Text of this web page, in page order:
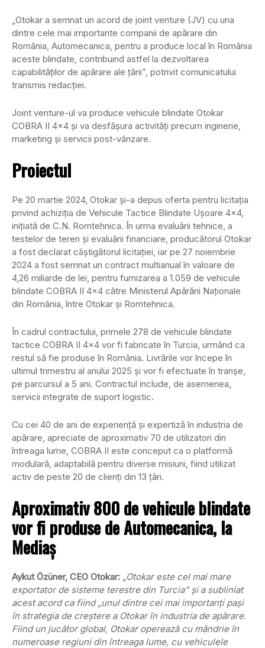
„Otokar a semnat un acord de joint venture (JV) cu una
dintre cele mai importante companii de apărare din
România, Automecanica, pentru a produce local în România
aceste blindate, contribuind astfel la dezvoltarea
capabilităților de apărare ale țării”, potrivit comunicatului
transmis redacției.
Joint venture-ul va produce vehicule blindate Otokar
COBRA II 4×4 și va desfășura activități precum inginerie,
marketing și servicii post-vânzare.
Proiectul
Pe 20 martie 2024, Otokar și-a depus oferta pentru licitația
privind achiziția de Vehicule Tactice Blindate Ușoare 4×4,
inițiată de C.N. Romtehnica. În urma evaluării tehnice, a
testelor de teren și evaluării financiare, producătorul Otokar
a fost declarat câștigătorul licitației, iar pe 27 noiembrie
2024 a fost semnat un contract multianual în valoare de
4,26 miliarde de lei, pentru furnizarea a 1.059 de vehicule
blindate COBRA II 4×4 către Ministerul Apărării Naționale
din România, între Otokar și Romtehnica.
În cadrul contractului, primele 278 de vehicule blindate
tactice COBRA II 4×4 vor fi fabricate în Turcia, urmând ca
restul să fie produse în România. Livrările vor începe în
ultimul trimestru al anului 2025 și vor fi efectuate în tranșe,
pe parcursul a 5 ani. Contractul include, de asemenea,
servicii integrate de suport logistic.
Cu cei 40 de ani de experiență și expertiză în industria de
apărare, apreciate de aproximativ 70 de utilizatori din
întreaga lume, COBRA II este conceput ca o platformă
modulară, adaptabilă pentru diverse misiuni, fiind utilizat
activ de peste 20 de clienți din 13 țări.
Aproximativ 800 de vehicule blindate
vor fi produse de Automecanica, la
Mediaș
Aykut Özüner, CEO Otokar: „Otokar este cel mai mare
exportator de sisteme terestre din Turcia” și a subliniat
acest acord ca fiind „unul dintre cei mai importanți pași
în strategia de creștere a Otokar în industria de apărare.
Fiind un jucător global, Otokar operează cu mândrie în
numeroase regiuni din întreaga lume, cu vehiculele